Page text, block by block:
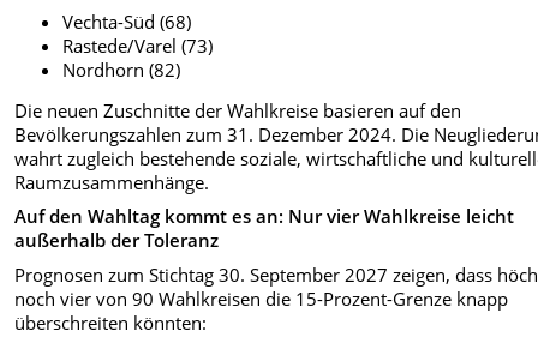
Vechta-Süd (68)
Rastede/Varel (73)
Nordhorn (82)
Die neuen Zuschnitte der Wahlkreise basieren auf den
Bevölkerungszahlen zum 31. Dezember 2024. Die
wahrt zugleich bestehende soziale, wirtschaftliche und
Raumzusammenhänge.
Auf den Wahltag kommt es an: Nur vier Wahlkreise leicht
außerhalb der Toleranz
Prognosen zum Stichtag 30. September 2027 zeigen, dass
noch vier von 90 Wahlkreisen die 15-Prozent-Grenze knapp
überschreiten könnten: